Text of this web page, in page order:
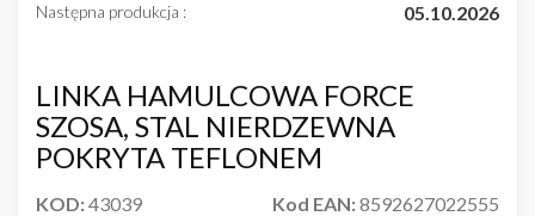
LINKA HAMULCOWA FORCE
SZOSA, STAL NIERDZEWNA
POKRYTA TEFLONEM
KOD:43039 Kod EAN:8592627022555
Następna produkcja : 05.10.2026